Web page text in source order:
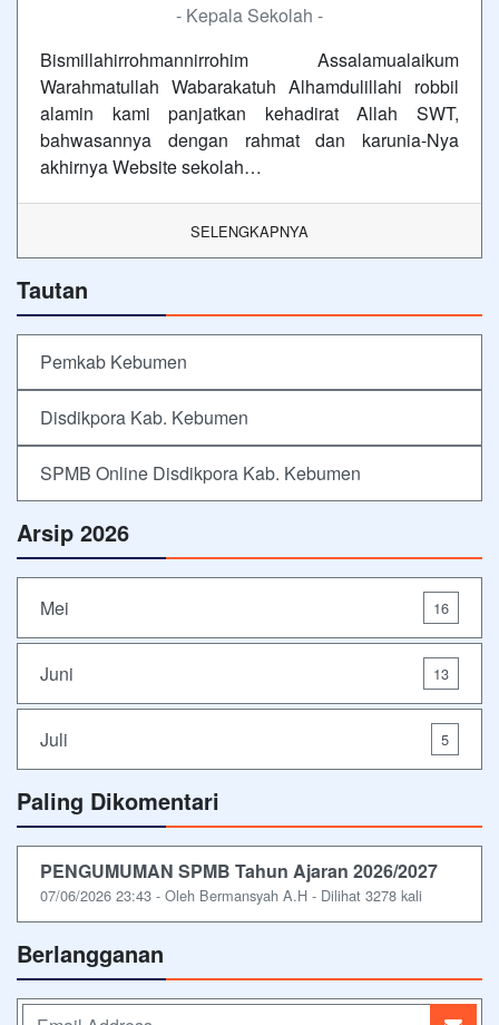
- Kepala Sekolah -
Bismillahirrohmannirrohim Assalamualaikum
Warahmatullah Wabarakatuh Alhamdulillahi robbil
alamin kami panjatkan kehadirat Allah SWT,
bahwasannya dengan rahmat dan karunia-Nya
akhirnya Website sekolah…
SELENGKAPNYA
Tautan
Pemkab Kebumen
Disdikpora Kab. Kebumen
SPMB Online Disdikpora Kab. Kebumen
Arsip 2026
Mei 16
Juni 13
Juli 5
Paling Dikomentari
PENGUMUMAN SPMB Tahun Ajaran 2026/2027
07/06/2026 23:43 - Oleh Bermansyah A.H - Dilihat 3278 kali
Berlangganan